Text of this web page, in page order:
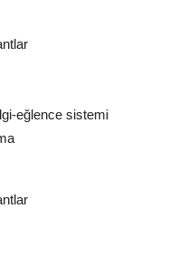
eğlence sistemi